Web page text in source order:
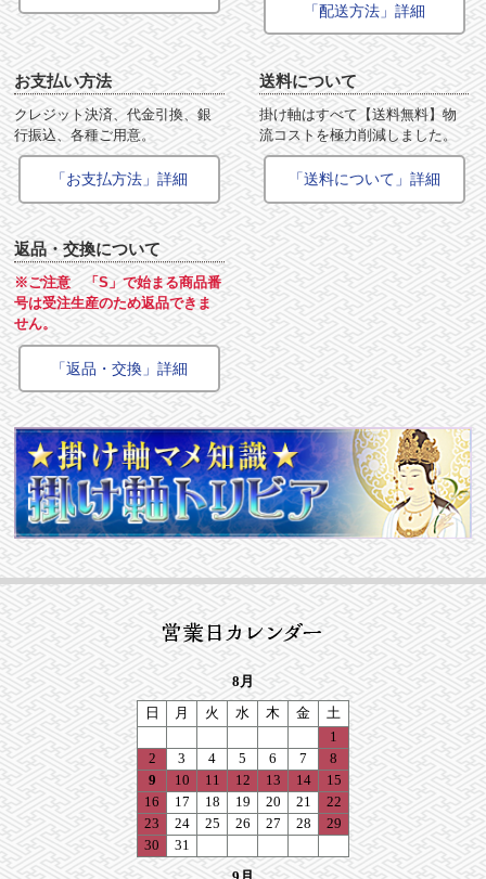
「配送方法」詳細
お支払い方法
クレジット決済、代金引換、銀
行振込、各種ご用意。
「お支払方法」詳細
送料について
掛け軸はすべて【送料無料】物
流コストを極力削減しました。
「送料について」詳細
返品・交換について
※ご注意 「S」で始まる商品番
号は受注生産のため返品できま
せん。
「返品・交換」詳細